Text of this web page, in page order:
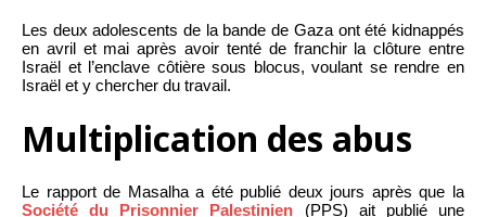
Les deux adolescents de la bande de Gaza ont été kidnappés
en avril et mai après avoir tenté de franchir la clôture entre
Israël et l’enclave côtière sous blocus, voulant se rendre en
Israël et y chercher du travail.
Multiplication des abus
Le rapport de Masalha a été publié deux jours après que la
Société du Prisonnier Palestinien (PPS) ait publié une